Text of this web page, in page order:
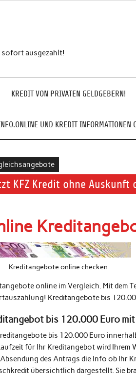
sofort ausgezahlt!
KREDIT VON PRIVATEN GELDGEBERN!
UND KREDIT INFORMATIONEN
KFZ Kredit ohne Auskunft
Kreditangebote online checken
online im Vergleich. Mit dem
Kreditangebote bis
bis 120.000 Euro
bis 120.000 Euro
für Ihr Kreditangebot wird
des Antrags die Info ob Ihr
übersichtlich dargestellt. Sie